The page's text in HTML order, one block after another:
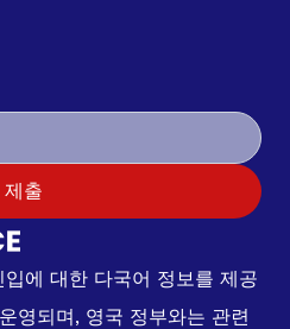
제출
에 대한 다국어 정보를 제공
영되며, 영국 정부와는 관련